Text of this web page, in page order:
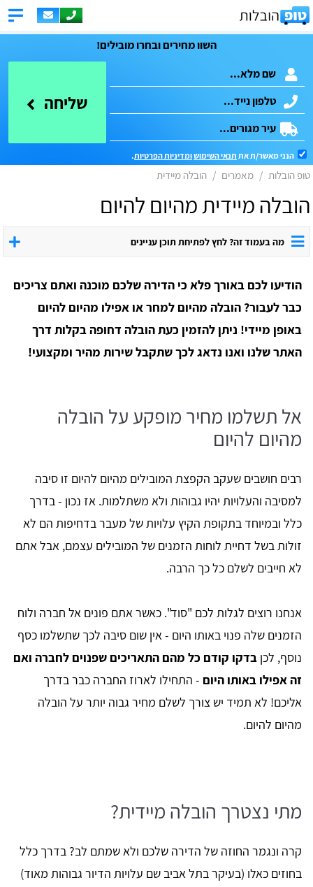
השוו מחירים ובחרו מובילים!
שליחה
הנני מאשר/ת את תנאי השימושומדיניות הפרטיות.
טופ הובלות מאמרים הובלה מיידית
הובלה מיידית מהיום להיום
מה בעמוד זה? לחץ לפתיחת תוכן עניינים
הודיעו לכם באורך פלא כי הדירה שלכם מוכנה ואתם צריכים
כבר לעבור? הובלה מהיום למחר או אפילו מהיום להיום
באופן מיידי! ניתן להזמין כעת הובלה דחופה בקלות דרך
האתר שלנו ואנו נדאג לכך שתקבל שירות מהיר ומקצועי!
אל תשלמו מחיר מופקע על הובלה
מהיום להיום
רבים חושבים שעקב הקפצת המובילים מהיום להיום זו סיבה
למסיבה והעלויות יהיו גבוהות ולא משתלמות. אז נכון - בדרך
כלל ובמיוחד בתקופת הקיץ עלויות של מעבר בדחיפות הם לא
זולות בשל דחיית לוחות הזמנים של המובילים עצמם, אבל אתם
לא חייבים לשלם כל כך הרבה.
אנחנו רוצים לגלות לכם "סוד". כאשר אתם פונים אל חברה ולוח
הזמנים שלה פנוי באותו היום - אין שום סיבה לכך שתשלמו כסף
נוסף, לכן בדקו קודם כל מהם התאריכים שפנוים לחברה ואם
זה אפילו באותו היום - התחילו לארוז החברה כבר בדרך
אליכם! לא תמיד יש צורך לשלם מחיר גבוה יותר על הובלה
מהיום להיום.
מתי נצטרך הובלה מיידית?
קרה ונגמר החוזה של הדירה שלכם ולא שמתם לב? בדרך כלל
בחוזים כאלו (בעיקר בתל אביב שם עלויות הדיור גבוהות מאוד)